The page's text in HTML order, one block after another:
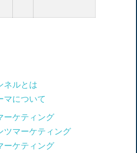
ネルとは
マについて
ーケティング
ツマーケティング
ーケティング